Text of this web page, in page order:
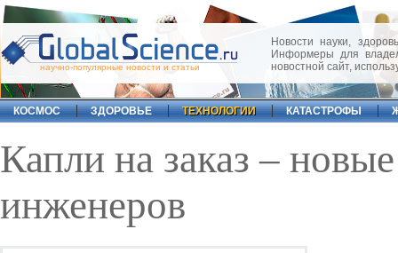
научно-популярные новости и статьи
Новости науки,
Информеры для
новостной сайт,
КОСМОС ЗДОРОВЬЕ ТЕХНОЛОГИИ КАТАСТРОФЫ
Капли на заказ –
инженеров